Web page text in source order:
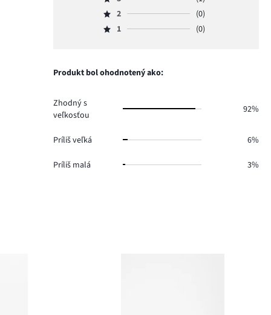
hlasov
počet
hlasov
Hodnotenie
3,
počet
Hodnotenie
2,
0.
2
(0)
Hodnotenie
hlasov
1 (0)
Produkt bol ohodnotený ako:
Zhodný s
veľkosťou
92%
Príliš veľká 6%
Príliš malá 3%